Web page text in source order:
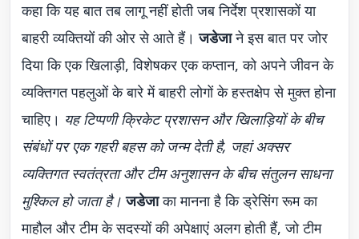
कहा कि यह बात तब लागू नहीं होती जब निर्देश प्रशासकों या
बाहरी व्यक्तियों की ओर से आते हैं।जडेजाने इस बात पर जोर
दिया कि एक खिलाड़ी, विशेषकर एक कप्तान, को अपने जीवन के
व्यक्तिगत पहलुओं के बारे में बाहरी लोगों के हस्तक्षेप से मुक्त होना
चाहिए। यह टिप्पणी क्रिकेट प्रशासन और खिलाड़ियों के बीच
संबंधों पर एक गहरी बहस को जन्म देती है, जहां अक्सर
व्यक्तिगत स्वतंत्रता और टीम अनुशासन के बीच संतुलन साधना
मुश्किल हो जाता है। जडेजाका मानना है कि ड्रेसिंग रूम का
माहौल और टीम के सदस्यों की अपेक्षाएं अलग होती हैं, जो टीम